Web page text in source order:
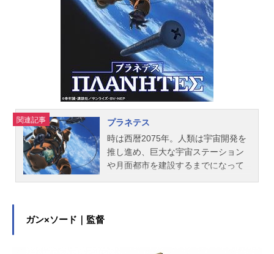
ン・ジグマール：高田裕司スタッフ
監督：谷口悟朗脚本：黒田洋介キャ
ラクターデザイン：平井久司ビジュ
アルコンセプター：神宮司訓之デザ
インワークス：森木靖泰 荒牧伸
志 まさひろ山根音楽：中川幸太郎
アニメーション制作：サンライズ主
題歌OP：「Recklessfire」井出泰彰E
D：「Drasticmysoul」酒井ミキオ公
開開始年＆季節2001夏アニメ(C)サン
ライズ『スクライド』公式サイト
『スクライド』公式Twitter 「スクラ
イド」のグッズを探す動画配信情報
【PR】※本ページは動画配信サービ
関連記事
プラネテス
時は西暦2075年。人類は宇宙開発を
推し進め、巨大な宇宙ステーション
や月面都市を建設するまでになって
ガン×ソード｜監督